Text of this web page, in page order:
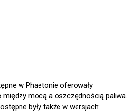
w Phaetonie oferowały
między mocą a oszczędnością paliwa.
były także w wersjach: